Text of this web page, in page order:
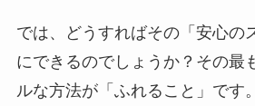
では、どうすればその「安心の
にできるのでしょうか？その最
ルな方法が「ふれること」です